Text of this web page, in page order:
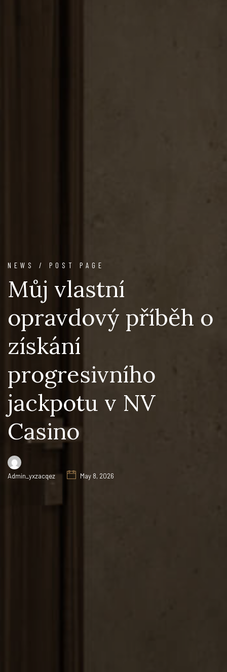
NEWS / POST PAGE
Můj vlastní
opravdový příběh o
získání
progresivního
jackpotu v NV
Casino
Admin_yxzacqez May 8, 2026